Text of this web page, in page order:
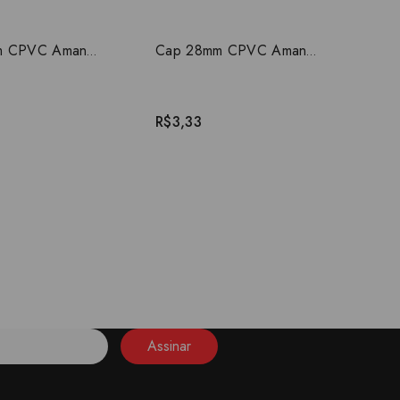
Cap 22mm CPVC Amanco Cap 28mm CPVC Amanco
R$3,33
Assinar